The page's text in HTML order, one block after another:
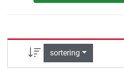
sortering